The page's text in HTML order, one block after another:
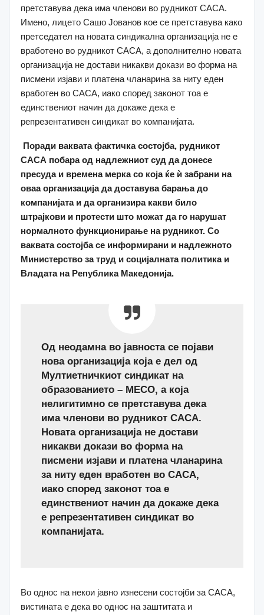
претставува дека има членови во рудникот САСА.
Имено, лицето Сашо Јованов кое се претставува како
претседател на новата синдикална организација не е
вработено во рудникот САСА, а дополнително новата
организација не достави никакви докази во форма на
писмени изјави и платена чланарина за ниту еден
вработен во САСА, иако според законот тоа е
единствениот начин да докаже дека е
репрезентативен синдикат во компанијата.
Поради ваквата фактичка состојба, рудникот
САСА побара од надлежниот суд да донесе
пресуда и времена мерка со која ќе ѝ забрани на
оваа организација да доставува барања до
компанијата и да организира какви било
штрајкови и протести што можат да го нарушат
нормалното функционирање на рудникот. Со
ваквата состојба се информирани и надлежното
Министерство за труд и социјалната политика и
Владата на Република Македонија.
Од неодамна во јавноста се појави
нова организација која е дел од
Мултиетничкиот синдикат на
образованието – МЕСО, а која
нелигитимно се претставува дека
има членови во рудникот САСА.
Новата организација не достави
никакви докази во форма на
писмени изјави и платена чланарина
за ниту еден вработен во САСА,
иако според законот тоа е
единствениот начин да докаже дека
е репрезентативен синдикат во
компанијата.
Во однос на некои јавно изнесени состојби за САСА,
вистината е дека во однос на заштитата и